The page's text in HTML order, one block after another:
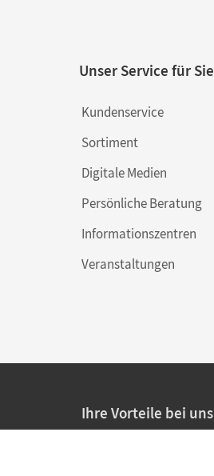
Unser Service für Sie
Kundenservice
Sortiment
Digitale Medien
Persönliche Beratung
Informationszentren
Veranstaltungen
Ihre Vorteile bei uns